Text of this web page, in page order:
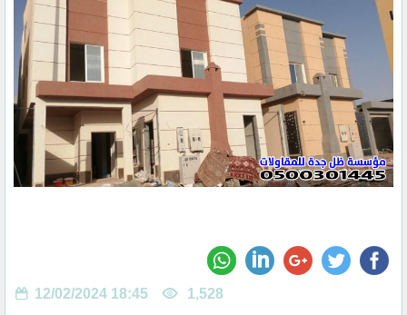
12/02/2024 18:45 1,528